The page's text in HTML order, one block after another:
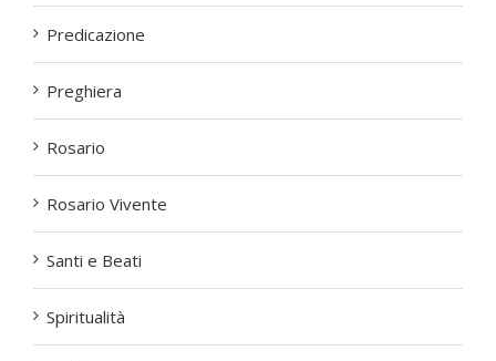
Predicazione
Preghiera
Rosario
Rosario Vivente
Santi e Beati
Spiritualità